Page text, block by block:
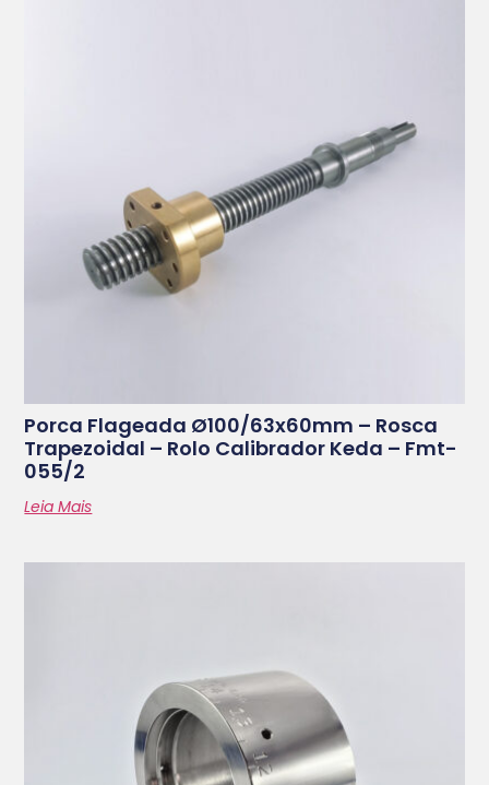
Porca Flageada Ø100/63x60mm – Rosca
Trapezoidal – Rolo Calibrador Keda – Fmt-
055/2
Leia Mais